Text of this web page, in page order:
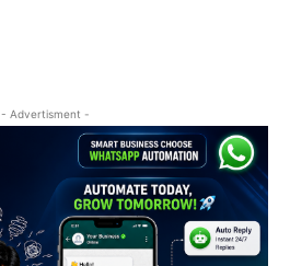
- Advertisment -